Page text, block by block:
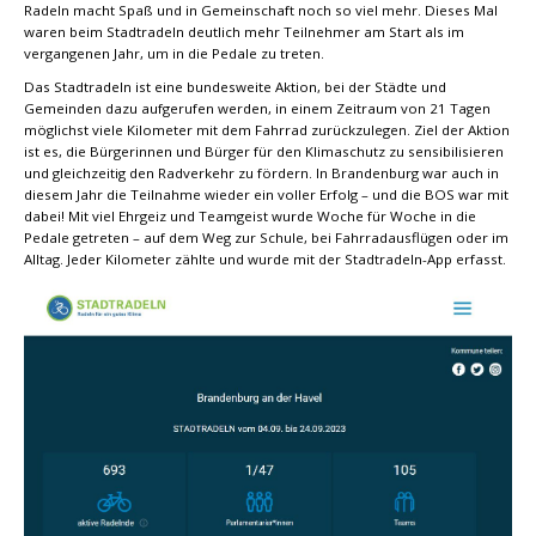
Termine
Mitwirkung
Kontakt
Radeln macht Spaß und in Gemeinschaft noch so viel mehr. Dieses Mal
waren beim Stadtradeln deutlich mehr Teilnehmer am Start als im
vergangenen Jahr, um in die Pedale zu treten.
Das Stadtradeln ist eine bundesweite Aktion, bei der Städte und
Gemeinden dazu aufgerufen werden, in einem Zeitraum von 21 Tagen
möglichst viele Kilometer mit dem Fahrrad zurückzulegen. Ziel der Aktion
ist es, die Bürgerinnen und Bürger für den Klimaschutz zu sensibilisieren
und gleichzeitig den Radverkehr zu fördern. In Brandenburg war auch in
diesem Jahr die Teilnahme wieder ein voller Erfolg – und die BOS war mit
dabei! Mit viel Ehrgeiz und Teamgeist wurde Woche für Woche in die
Pedale getreten – auf dem Weg zur Schule, bei Fahrradausflügen oder im
Alltag. Jeder Kilometer zählte und wurde mit der Stadtradeln-App erfasst.